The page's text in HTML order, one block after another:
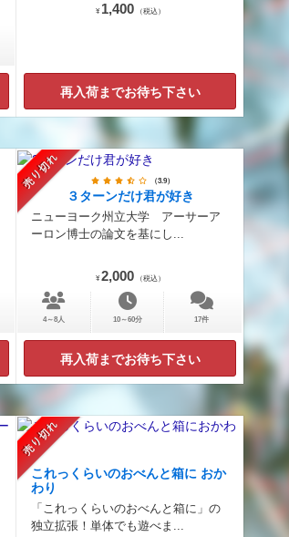
¥ 1,400 （税込）
再入荷までお待ち下さい
売り切れ （3.9）
３ターンだけ君が好き
ニューヨーク州立大学 アーサーア
ーロン博士の論文を基にし...
¥ 2,000 （税込）
4～8人 10～60分 17件
再入荷までお待ち下さい
売り切れ
これっくらいのおべんと箱に おか
わり
「これっくらいのおべんと箱に」の
独立拡張！単体でも遊べま...